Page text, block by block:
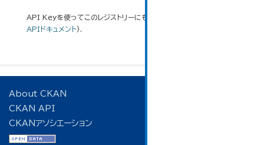
API Keyを使ってこのレジストリーにもアクセス可能です
APIドキュメント).
About CKAN
CKAN API
CKANアソシエーション